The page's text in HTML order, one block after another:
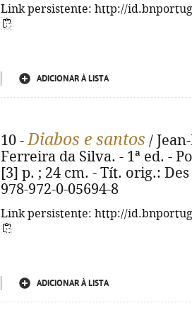
Link persistente: http://
ADICIONAR À LISTA
10 -Diabos e santos /
Ferreira da Silva. - 1ª ed. -
[3] p. ; 24 cm. - Tít. orig.:
978-972-0-05694-8
Link persistente: http://
ADICIONAR À LISTA